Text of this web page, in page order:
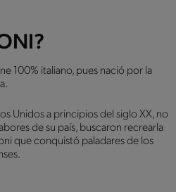
100% italiano, pues nació por la
Unidos a principios del siglo XX, no
de su país, buscaron recrearla
que conquistó paladares de los